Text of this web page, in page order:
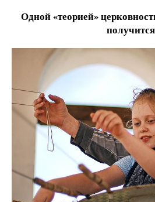
Одной «теорией»
получится